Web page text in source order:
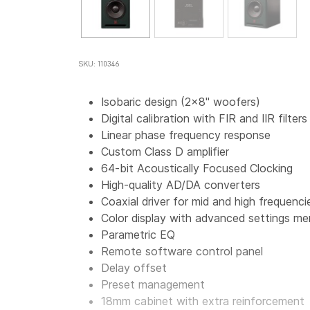
SKU: 110346
Isobaric design (2x8" woofers)
Digital calibration with FIR and IIR filters
Linear phase frequency response
Custom Class D amplifier
64-bit Acoustically Focused Clocking
High-quality AD/DA converters
Coaxial driver for mid and high
Color display with advanced settings
Parametric EQ
Remote software control panel
Delay offset
Preset management
18mm cabinet with extra reinforcement